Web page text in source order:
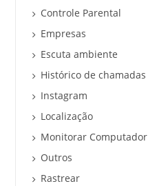
Controle Parental
Empresas
Escuta ambiente
Histórico de chamadas
Instagram
Localização
Monitorar Computador
Outros
Rastrear